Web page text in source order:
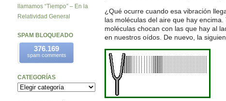
¿Qué ocurre cuando esa vibración
las moléculas del aire que hay
moléculas chocan con las que hay al
en nuestros oídos. De nuevo, la
llamamos “Tiempo” – En la
Relatividad General
SPAM BLOQUEADO
376.169
spam comments
CATEGORÍAS